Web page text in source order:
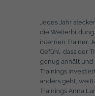
Jedes Jahr
die
internen Trainer.
Gefühl, dass der
genug anhält und
Trainings
anders geht,
Trainings Anna